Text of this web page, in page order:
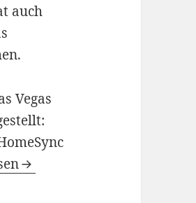
auch
Vegas
kauf TV Set-Top-Box